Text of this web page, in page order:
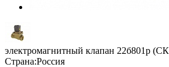
электромагнитный клапан 22б801р
Страна:Россия